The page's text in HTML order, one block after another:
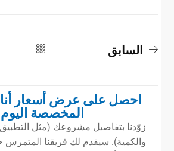
السابق
احصل على عرض أسعار
المخصصة
زوّدنا بتفاصيل مشروعك (مثل
والكمية). سيقدم لك فريقنا